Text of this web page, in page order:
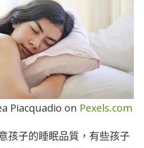
Piacquadio on Pexels.com
孩子的睡眠品質，有些孩子